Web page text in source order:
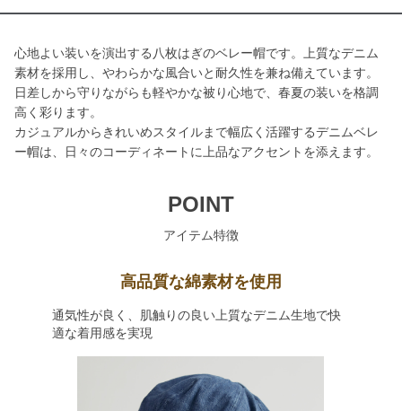
心地よい装いを演出する八枚はぎのベレー帽です。上質なデニム
素材を採用し、やわらかな風合いと耐久性を兼ね備えています。
日差しから守りながらも軽やかな被り心地で、春夏の装いを格調
高く彩ります。
カジュアルからきれいめスタイルまで幅広く活躍するデニムベレ
ー帽は、日々のコーディネートに上品なアクセントを添えます。
POINT
アイテム特徴
高品質な綿素材を使用
通気性が良く、肌触りの良い上質なデニム生地で快
適な着用感を実現